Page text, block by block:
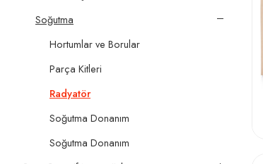
Soğutma
Hortumlar ve Borular
Parça Kitleri
Radyatör
Soğutma Donanım
Soğutma Donanım